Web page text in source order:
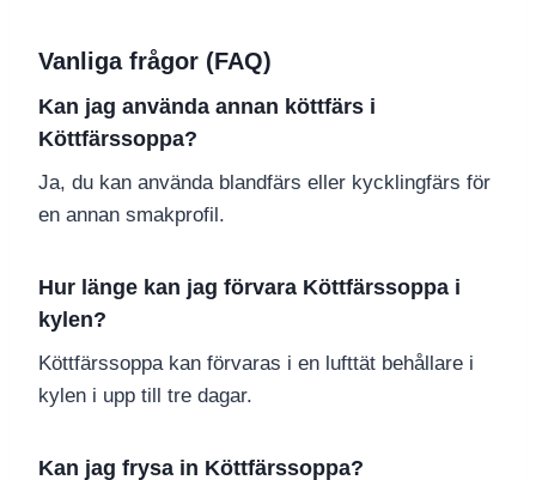
Vanliga frågor (FAQ)
Kan jag använda annan köttfärs i
Köttfärssoppa?
Ja, du kan använda blandfärs eller kycklingfärs för
en annan smakprofil.
Hur länge kan jag förvara Köttfärssoppa i
kylen?
Köttfärssoppa kan förvaras i en lufttät behållare i
kylen i upp till tre dagar.
Kan jag frysa in Köttfärssoppa?